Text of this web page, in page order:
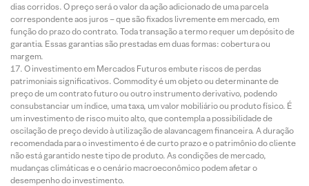
dias corridos. O preço será o valor da ação adicionado de uma parcela
correspondente aos juros – que são fixados livremente em mercado, em
função do prazo do contrato. Toda transação a termo requer um depósito de
garantia. Essas garantias são prestadas em duas formas: cobertura ou
margem.
O investimento em Mercados Futuros embute riscos de perdas
patrimoniais significativos. Commodity é um objeto ou determinante de
preço de um contrato futuro ou outro instrumento derivativo, podendo
consubstanciar um índice, uma taxa, um valor mobiliário ou produto físico. É
um investimento de risco muito alto, que contempla a possibilidade de
oscilação de preço devido à utilização de alavancagem financeira. A duração
recomendada para o investimento é de curto prazo e o patrimônio do cliente
não está garantido neste tipo de produto. As condições de mercado,
mudanças climáticas e o cenário macroeconômico podem afetar o
desempenho do investimento.